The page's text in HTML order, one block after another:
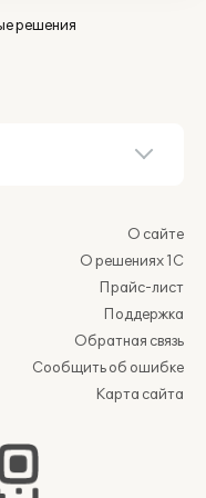
Редакция
1.1.
Управление
решений"
условий
решения
О сайте
О решениях 1С
Прайс-лист
Поддержка
Обратная связь
Сообщить об ошибке
Карта сайта